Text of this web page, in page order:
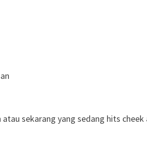
sekarang yang sedang hits cheek